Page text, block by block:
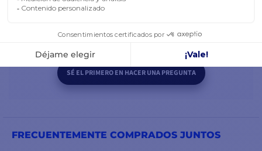
PREGUNTAS / RESPUESTAS
SÉ EL PRIMERO EN HACER UNA PREGUNTA
FRECUENTEMENTE COMPRADOS JUNTOS